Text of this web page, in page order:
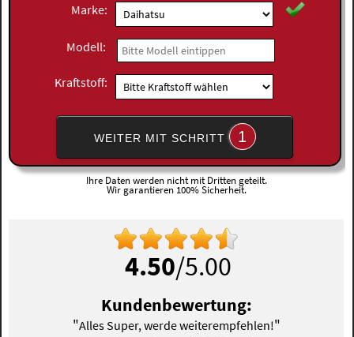
Marke:
Modell:
Kraftstoff:
WEITER MIT SCHRITT 1
Ihre Daten werden nicht mit Dritten geteilt.
Wir garantieren 100% Sicherheit.
4.50/5.00
Kundenbewertung:
"Alles Super, werde weiterempfehlen!"